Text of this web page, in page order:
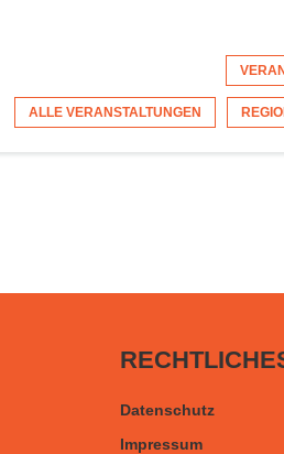
ALLE VERANSTALTUNGEN
Datenschutz
Impressum